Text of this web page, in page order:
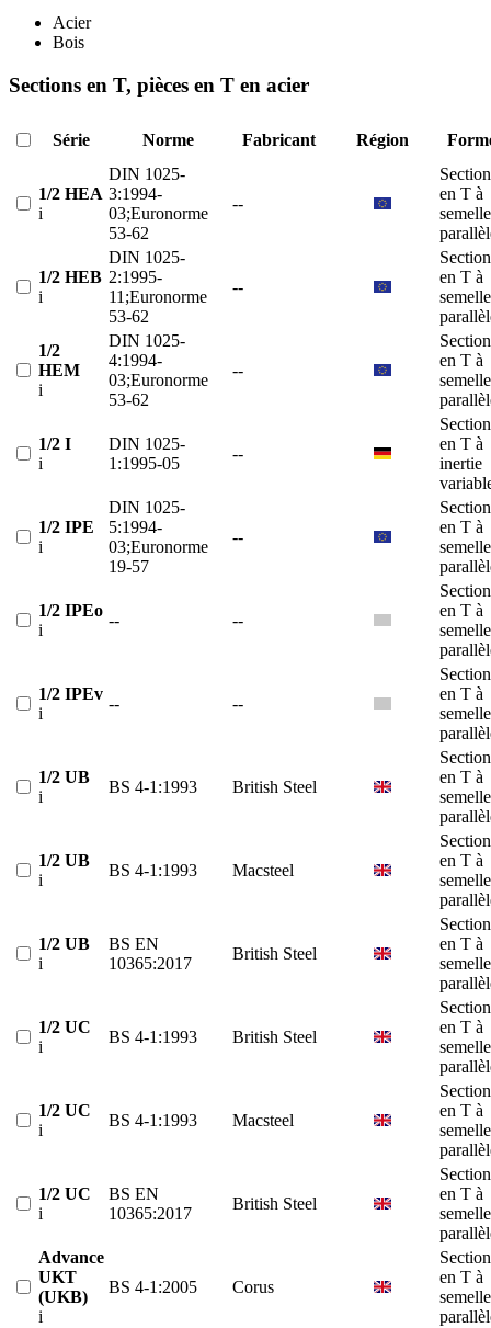
Acier
Bois
Sections en T, pièces en T en acier
Série Norme Fabricant Région
1/2 HEA
i
DIN 1025-
3:1994-
03;Euronorme
53-62
--
en T à
1/2 HEB
i
DIN 1025-
2:1995-
11;Euronorme
53-62
--
en T à
1/2
HEM
i
DIN 1025-
4:1994-
03;Euronorme
53-62
--
en T à
1/2 I
i
DIN 1025-
1:1995-05
--
en T à
inertie
1/2 IPE
i
DIN 1025-
5:1994-
03;Euronorme
19-57
--
en T à
1/2 IPEo
i
-- --
en T à
1/2 IPEv
i
-- --
en T à
1/2 UB
i
BS 4-1:1993 British Steel
en T à
1/2 UB
i
BS 4-1:1993 Macsteel
en T à
1/2 UB
i
BS EN
10365:2017
British Steel
en T à
1/2 UC
i
BS 4-1:1993 British Steel
en T à
1/2 UC
i
BS 4-1:1993 Macsteel
en T à
1/2 UC
i
BS EN
10365:2017
British Steel
en T à
Advance
UKT
(UKB)
i
BS 4-1:2005 Corus
en T à